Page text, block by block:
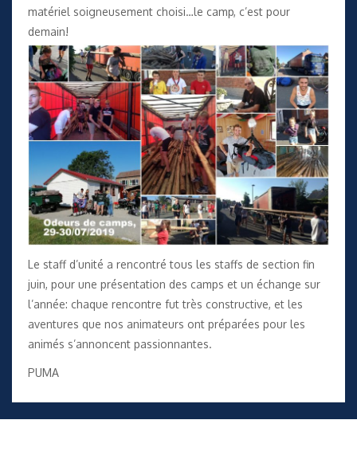
matériel soigneusement choisi…le camp, c’est pour
demain!
Le staff d’unité a rencontré tous les staffs de section fin
juin, pour une présentation des camps et un échange sur
l’année: chaque rencontre fut très constructive, et les
aventures que nos animateurs ont préparées pour les
animés s’annoncent passionnantes.
PUMA